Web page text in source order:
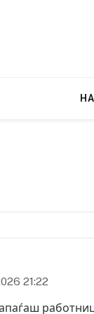
21:22